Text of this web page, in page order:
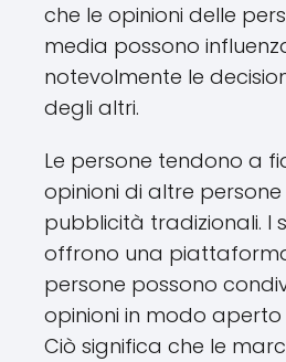
che le opinioni delle
media possono
notevolmente le
degli altri.
Le persone tendono a
opinioni di altre
pubblicità tradizionali. I
offrono una
persone possono
opinioni in modo
Ciò significa che le